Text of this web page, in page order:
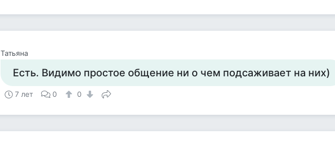
Татьяна
Есть. Видимо простое общение ни о чем подсаживает на них)
7 лет 0 0